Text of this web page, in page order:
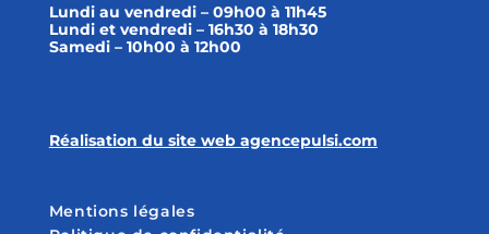
Lundi au vendredi – 09h00 à 11h45
Lundi et vendredi – 16h30 à 18h30
Samedi – 10h00 à 12h00
Réalisation du site web agencepulsi.com
Mentions légales